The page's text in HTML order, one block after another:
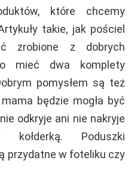
które chcemy
takie, jak pościel
zrobione z dobrych
mieć dwa komplety
pomysłem są też
będzie mogła być
odkryje ani nie nakryje
Poduszki
przydatne w foteliku czy